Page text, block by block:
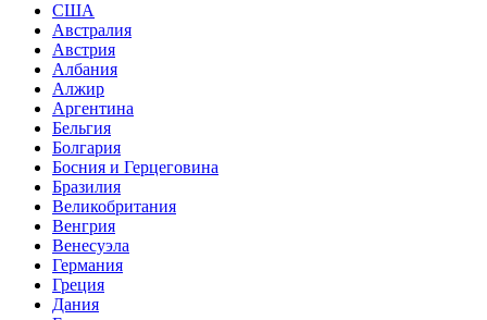
США
Австралия
Австрия
Албания
Алжир
Аргентина
Бельгия
Болгария
Босния и Герцеговина
Бразилия
Великобритания
Венгрия
Венесуэла
Германия
Греция
Дания